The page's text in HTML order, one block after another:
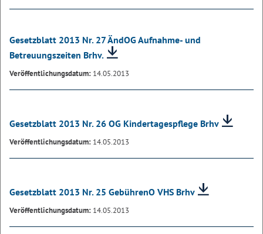
Gesetzblatt 2013 Nr. 27 ÄndOG Aufnahme- und
Betreuungszeiten Brhv.
Veröffentlichungsdatum: 14.05.2013
Gesetzblatt 2013 Nr. 26 OG Kindertagespflege Brhv
Veröffentlichungsdatum: 14.05.2013
Gesetzblatt 2013 Nr. 25 GebührenO VHS Brhv
Veröffentlichungsdatum: 14.05.2013